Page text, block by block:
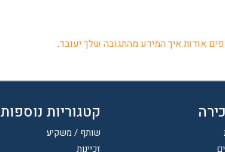
אודות איך המידע מהתגובה שלך יעובד.
קטגוריות נוספות
שותף / משקיע
זכיינות